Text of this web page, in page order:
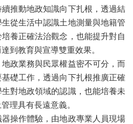
推動地政知識向下扎根，透過結
從生活中認識土地測量與地籍管
養正確法治觀念，也能提升對自
到教育與宣導雙重效果。
政業務與民眾權益密不可分，而
礎工作，透過向下扎根推廣正確
對地政領域的認識，也能培養未
理具有長遠意義。
操作體驗，由地政專業人員現場